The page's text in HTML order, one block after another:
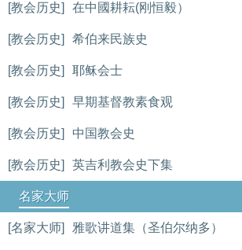
[教会历史] 在中國耕耘(刚恒毅）
[教会历史] 希伯来民族史
[教会历史] 耶稣会士
[教会历史] 早期基督教素食观
[教会历史] 中国教会史
[教会历史] 英吉利教会史下集
名家大师
[名家大师] 雅歌讲道集（圣伯尔纳多）